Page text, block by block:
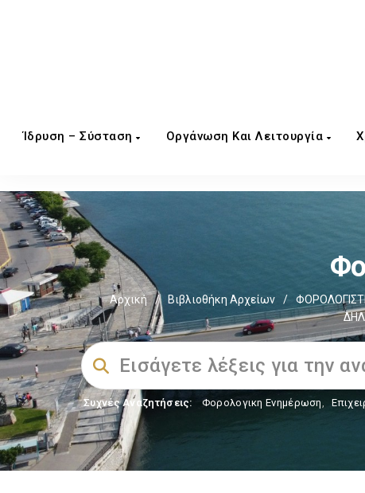
Ίδρυση – Σύσταση Οργάνωση Και Λειτουργία
Αρχική / Βιβλιοθήκη Αρχείων /
Συχνές Αναζητήσεις: Φορολογικη Ενημέρωση,